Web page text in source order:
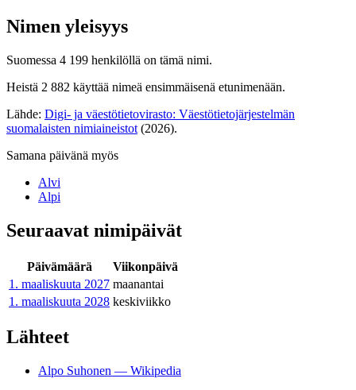
Nimen yleisyys
Suomessa 4 199 henkilöllä on tämä nimi.
Heistä 2 882 käyttää nimeä ensimmäisenä etunimenään.
Lähde: Digi- ja väestötietovirasto: Väestötietojärjestelmän
suomalaisten nimiaineistot (2026).
Samana päivänä myös
Alvi
Alpi
Seuraavat nimipäivät
Päivämäärä
Viikonpäivä
1. maaliskuuta 2027 maanantai
1. maaliskuuta 2028 keskiviikko
Lähteet
Alpo Suhonen — Wikipedia